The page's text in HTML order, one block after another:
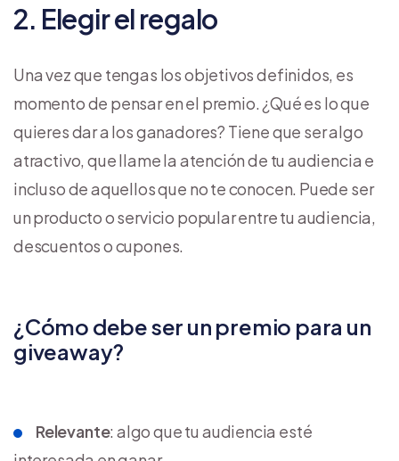
2. Elegir el regalo
Una vez que tengas los objetivos definidos, es
momento de pensar en el premio. ¿Qué es lo que
quieres dar a los ganadores? Tiene que ser algo
atractivo, que llame la atención de tu audiencia e
incluso de aquellos que no te conocen. Puede ser
un producto o servicio popular entre tu audiencia,
descuentos o cupones.
¿Cómo debe ser un premio para un
giveaway?
Relevante: algo que tu audiencia esté